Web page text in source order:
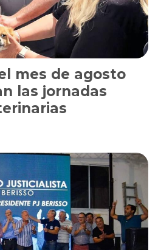
mes de agosto
las jornadas